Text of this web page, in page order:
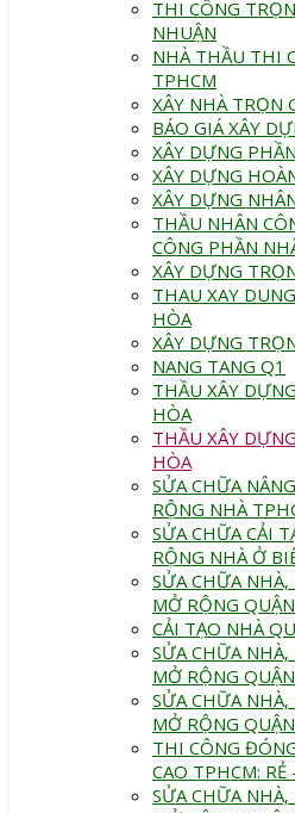
THI CÔNG
NHUẬN
NHÀ THẦU THI
TPHCM
XÂY NHÀ TRỌN
BÁO GIÁ XÂY
XÂY DỰNG
XÂY DỰNG
XÂY DỰNG
THẦU NHÂN
CÔNG PHẦN
XÂY DỰNG
THAU XAY
HÒA
XÂY DỰNG
NANG TANG Q1
THẦU XÂY
HÒA
THẦU XÂY
HÒA
SỬA CHỮA
RỘNG NHÀ
SỬA CHỮA CẢI
RỘNG NHÀ Ở
SỬA CHỮA NHÀ,
MỞ RỘNG
CẢI TẠO NHÀ
SỬA CHỮA NHÀ,
MỞ RỘNG
SỬA CHỮA NHÀ,
MỞ RỘNG
THI CÔNG
CAO TPHCM:
SỬA CHỮA NHÀ,